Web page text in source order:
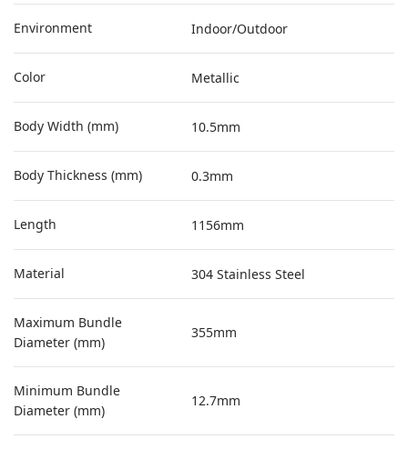
Environment Indoor/Outdoor
Color Metallic
Body Width (mm) 10.5mm
Body Thickness (mm) 0.3mm
Length 1156mm
Material 304 Stainless Steel
Maximum Bundle
Diameter (mm)
355mm
Minimum Bundle
Diameter (mm)
12.7mm